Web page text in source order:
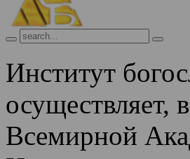
Институт
осуществляет,
Всемирной